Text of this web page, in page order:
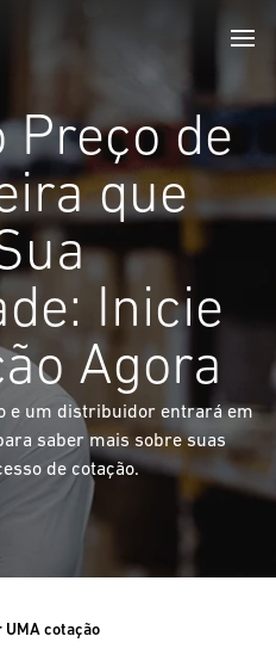
Preço de
que
Inicie
Agora
e um distribuidor entrará em
saber mais sobre suas
de cotação.
cotação